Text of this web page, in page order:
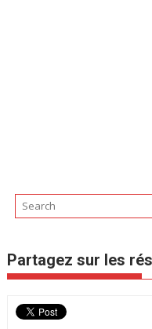
Partagez sur les